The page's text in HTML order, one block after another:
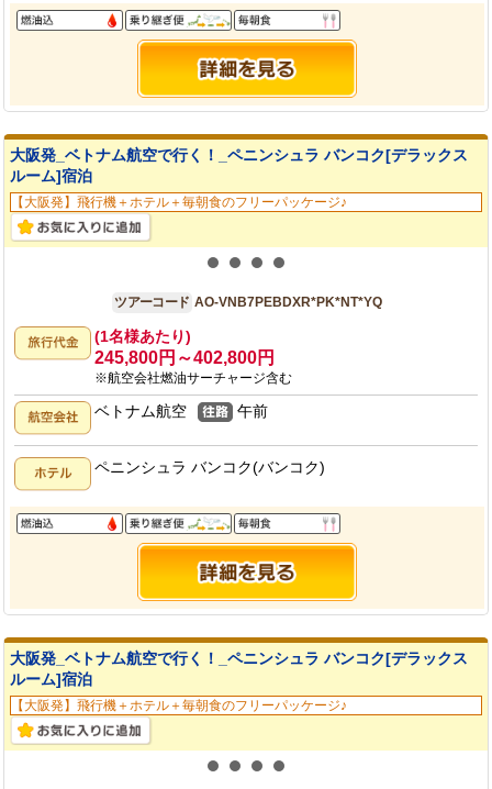
大阪発_ベトナム航空で行く！_ペニンシュラ バンコク[デラックス
ルーム]宿泊
【大阪発】飛行機＋ホテル＋毎朝食のフリーパッケージ♪
ツアーコード AO-VNB7PEBDXR*PK*NT*YQ
(1名様あたり)
245,800円～402,800円
※航空会社燃油サーチャージ含む
ベトナム航空 午前
ペニンシュラ バンコク(バンコク)
大阪発_ベトナム航空で行く！_ペニンシュラ バンコク[デラックス
ルーム]宿泊
【大阪発】飛行機＋ホテル＋毎朝食のフリーパッケージ♪